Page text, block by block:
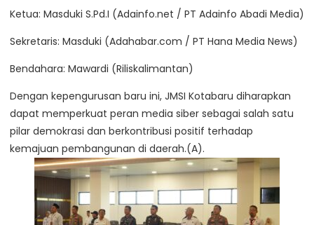
Ketua: Masduki S.Pd.I (Adainfo.net / PT Adainfo Abadi Media)
Sekretaris: Masduki (Adahabar.com / PT Hana Media News)
Bendahara: Mawardi (Riliskalimantan)
Dengan kepengurusan baru ini, JMSI Kotabaru diharapkan
dapat memperkuat peran media siber sebagai salah satu
pilar demokrasi dan berkontribusi positif terhadap
kemajuan pembangunan di daerah.(A).